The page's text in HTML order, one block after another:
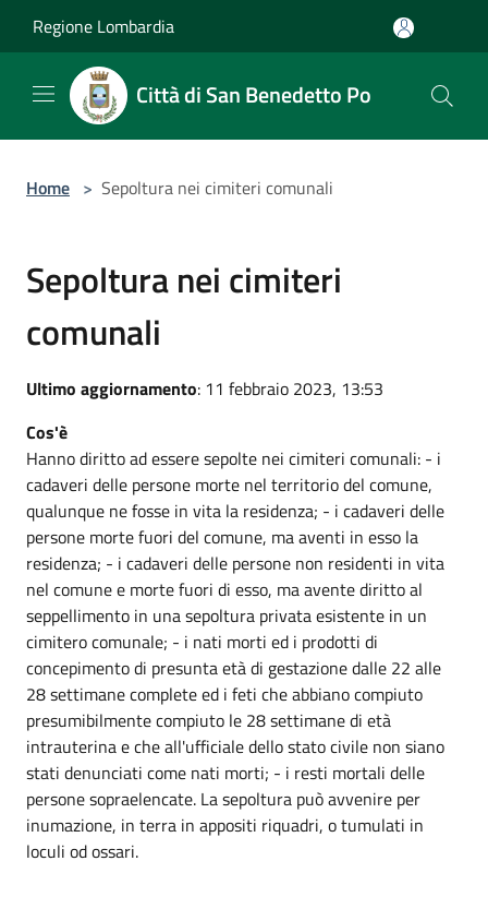
Regione Lombardia
Città di San Benedetto Po
Home > Sepoltura nei cimiteri comunali
Sepoltura nei cimiteri
comunali
Ultimo aggiornamento: 11 febbraio 2023, 13:53
Cos'è
Hanno diritto ad essere sepolte nei cimiteri comunali: - i
cadaveri delle persone morte nel territorio del comune,
qualunque ne fosse in vita la residenza; - i cadaveri delle
persone morte fuori del comune, ma aventi in esso la
residenza; - i cadaveri delle persone non residenti in vita
nel comune e morte fuori di esso, ma avente diritto al
seppellimento in una sepoltura privata esistente in un
cimitero comunale; - i nati morti ed i prodotti di
concepimento di presunta età di gestazione dalle 22 alle
28 settimane complete ed i feti che abbiano compiuto
presumibilmente compiuto le 28 settimane di età
intrauterina e che all'ufficiale dello stato civile non siano
stati denunciati come nati morti; - i resti mortali delle
persone sopraelencate. La sepoltura può avvenire per
inumazione, in terra in appositi riquadri, o tumulati in
loculi od ossari.